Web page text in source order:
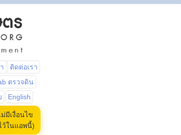
ติดต่อเรา
ตรวจดิน
English
มีเงื่อนไข
ว้ในแอพนี้)